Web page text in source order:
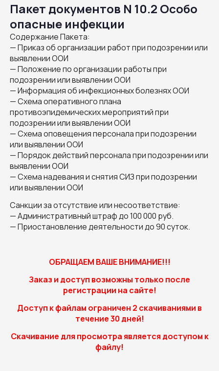
Пакет документов N 10.2 Особо
опасные инфекции
Содержание Пакета:
— Приказ об организации работ при подозрении или
выявлении ООИ
— Положение по организации работы при
подозрении или выявлении ООИ
— Информация об инфекционных болезнях ООИ
— Схема оперативного плана
противоэпидемических мероприятий при
подозрении или выявлении ООИ
— Схема оповещения персонала при подозрении
или выявлении ООИ
— Порядок действий персонала при подозрении или
выявлении ООИ
— Схема надевания и снятия СИЗ при подозрении
или выявлении ООИ
Санкции за отсутствие или несоответствие:
— Административный штраф до 100 000 руб.
— Приостановление деятельности до 90 суток.
ОБРАЩАЕМ ВАШЕ ВНИМАНИЕ!!!
Заказ и доступ возможны только после
регистрации на сайте!
Доступ к файлам ограничен 2 скачиваниями в
течение 30 дней!
Скачивание для просмотра является доступом к
файлу!